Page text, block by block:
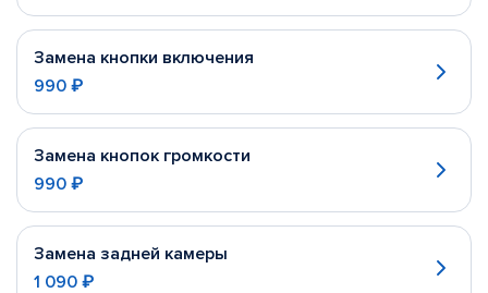
Замена кнопки включения
990 ₽
Замена кнопок громкости
990 ₽
Замена задней камеры
1 090 ₽